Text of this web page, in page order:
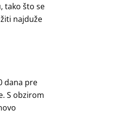
tako što se
najduže
dana pre
S obzirom